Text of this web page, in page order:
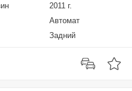
2011 г.
Автомат
Задний